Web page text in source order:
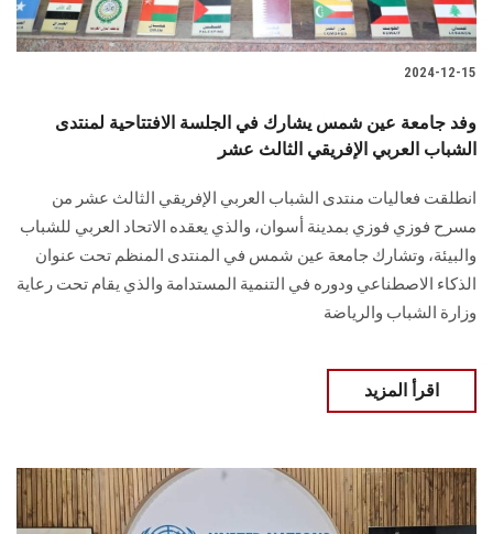
الطلاب
الدراسات العليا
الموظفون
2024-12-15
وفد جامعة عين شمس يشارك في الجلسة الافتتاحية لمنتدى
الشباب العربي الإفريقي الثالث عشر
انطلقت فعاليات منتدى الشباب العربي الإفريقي الثالث عشر من
مسرح فوزي فوزي ‏بمدينة أسوان، والذي يعقده الاتحاد العربي للشباب
والبيئة، وتشارك جامعة عين شمس ‏في المنتدى المنظم تحت عنوان
الذكاء الاصطناعي ودوره في التنمية المستدامة ‏والذي يقام تحت رعاية
وزارة الشباب والرياضة ‏
اقرأ المزيد